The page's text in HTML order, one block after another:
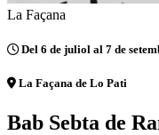
La Façana
Del 6 de juliol al 7 de
La Façana de Lo Pati
Bab Sebta de